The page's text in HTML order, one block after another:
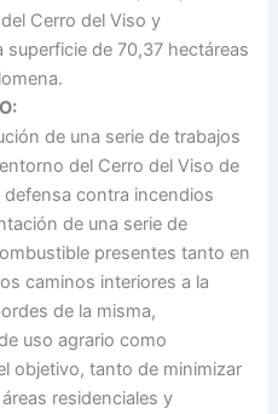
Cerro del Viso y
superficie de 70,37 hectáreas
de una serie de trabajos
del Cerro del Viso de
contra incendios
de una serie de
presentes tanto en
caminos interiores a la
de la misma,
uso agrario como
objetivo, tanto de minimizar
residenciales y